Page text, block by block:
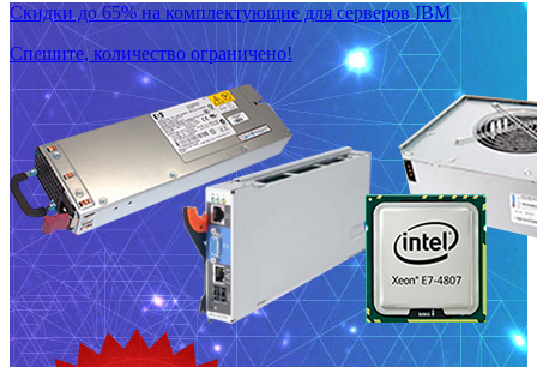
Скидки до 65% на комплектующие для серверов IBM
Спешите, количество ограничено!